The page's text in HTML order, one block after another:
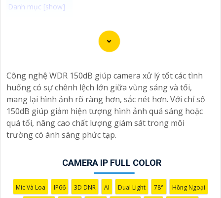
Chào bạn, dưới đây là một số câu giới thiệu cho việc
mua Camera Kbvision với chiết khấu cao và giải pháp
với chiết khấu hấp dẫn? Hãy đến với chúng tôi để nhận
ưu đãi đặc biệt và được tư vấn về giải pháp chính xác
nhất cho nhu cầu an ninh của bạn!"
️🏅️2:"Bạn muốn mua Camera Kbvision với giá ưu đãi và
giải pháp phù hợp? Liên hệ ngay với chúng tôi để được
hỗ trợ tốt nhất từ đội ngũ chuyên gia có kinh nghiệm!"
chính hãng với chiết khấu cao nhất trên thị trường. Hãy
đến với chúng tôi để trải nghiệm dịch vụ tốt nhất và
nhận được sự tư vấn chuyên nghiệp về giải pháp an
Công nghệ WDR 150dB giúp camera xử lý tốt các tình
huống có sự chênh lệch lớn giữa vùng sáng và tối,
mang lại hình ảnh rõ ràng hơn, sắc nét hơn. Với chỉ số
150dB giúp giảm hiện tượng hình ảnh quá sáng hoặc
quá tối, nâng cao chất lượng giám sát trong môi
trường có ánh sáng phức tạp.
CAMERA IP FULL COLOR
Mic Và Loa IP66 3D DNR AI Dual Light 78° Hồng Ngoại